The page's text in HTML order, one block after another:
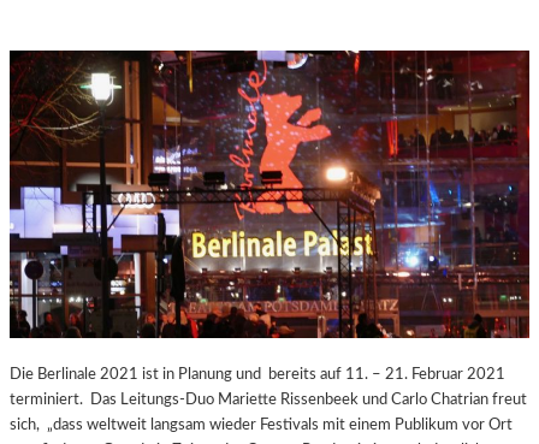
Die Berlinale 2021 ist in Planung und bereits auf 11. – 21. Februar 2021
terminiert. Das Leitungs-Duo Mariette Rissenbeek und Carlo Chatrian freut
sich, „dass weltweit langsam wieder Festivals mit einem Publikum vor Ort